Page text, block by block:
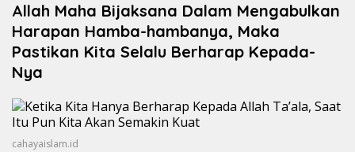
Allah Maha Bijaksana Dalam Mengabulkan
Harapan Hamba-hambanya, Maka
Pastikan Kita Selalu Berharap Kepada-
Nya
cahayaislam.id